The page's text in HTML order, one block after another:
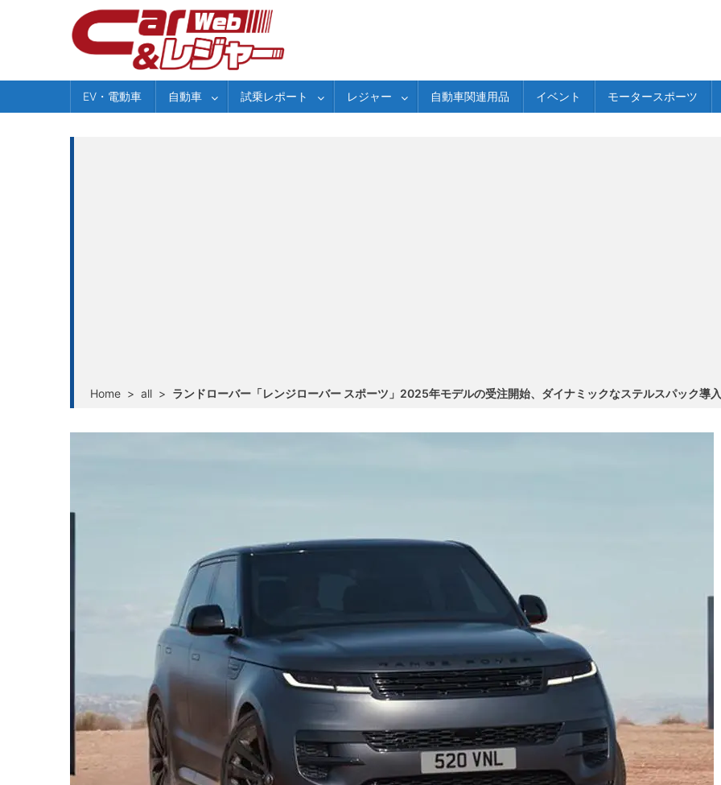
EV・電動車 自動車 試乗レポート レジャー 自動車関連用品 イベント モータースポーツ
Home > all > ランドローバー「レンジローバー スポーツ」2025年モデルの受注開始、ダイナミックなステルスパック導